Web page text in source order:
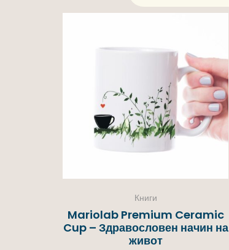
Книги
Mariolab Premium Ceramic
Cup – Здравословен начин на
живот